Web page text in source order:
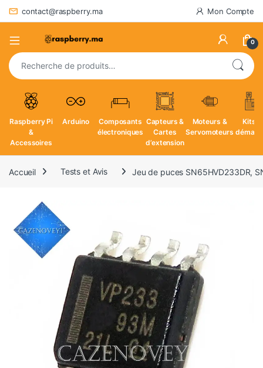
contact@raspberry.ma Mon Compte
0
Recherche pour :
Raspberry Pi
&
Accessoires
Arduino
Composants
électroniques
Capteurs &
Cartes
d’extension
Moteurs &
Servomoteurs
Kits
Accueil Tests et Avis Jeu de puces SN65HVD233DR,